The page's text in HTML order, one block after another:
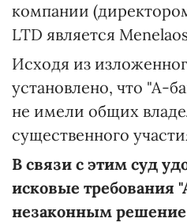
компании
LTD является
Исходя из
установлено, что "А-
не имели общих
существенного
В связи с этим суд
исковые требования
незаконным